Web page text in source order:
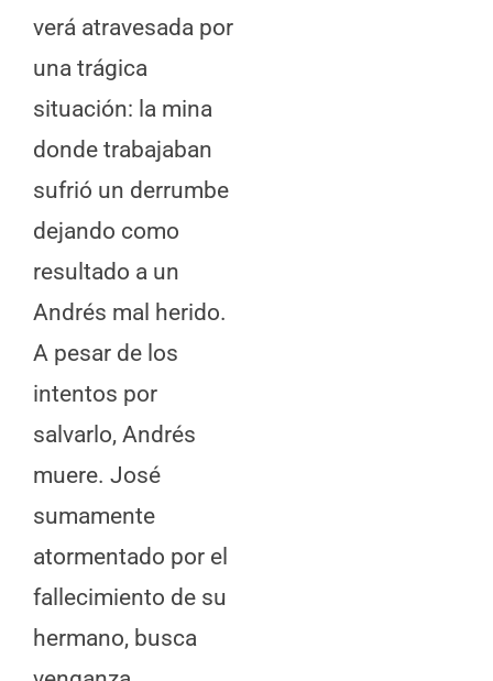
verá atravesada por
una trágica
situación: la mina
donde trabajaban
sufrió un derrumbe
dejando como
resultado a un
Andrés mal herido.
A pesar de los
intentos por
salvarlo, Andrés
muere. José
sumamente
atormentado por el
fallecimiento de su
hermano, busca